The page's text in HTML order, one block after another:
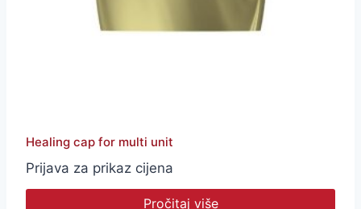
Healing cap for multi unit
Prijava za prikaz cijena
Pročitaj više